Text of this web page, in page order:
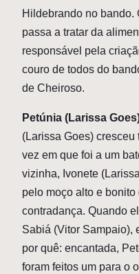
Hildebrando no bando.
passa a tratar da
responsável pela
couro de todos do
de Cheiroso.
Petúnia (Larissa
(Larissa Goes)
vez em que foi a um
vizinha, Ivonete
pelo moço alto e
contradança. Quando
Sabiá (Vitor Sampaio),
por quê: encantada,
foram feitos um para o